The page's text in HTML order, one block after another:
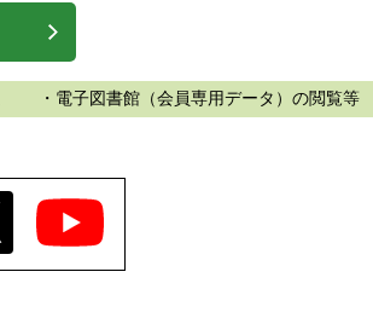
・電子図書館（会員専用データ）の閲覧等